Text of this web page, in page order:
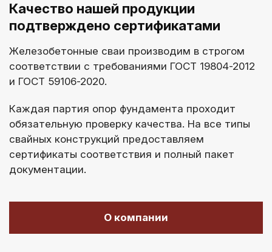
Качество нашей продукции
подтверждено сертификатами
Железобетонные сваи производим в строгом
соответствии с требованиями ГОСТ 19804-2012
и ГОСТ 59106-2020.
Каждая партия опор фундамента проходит
обязательную проверку качества. На все типы
свайных конструкций предоставляем
сертификаты соответствия и полный пакет
документации.
О компании